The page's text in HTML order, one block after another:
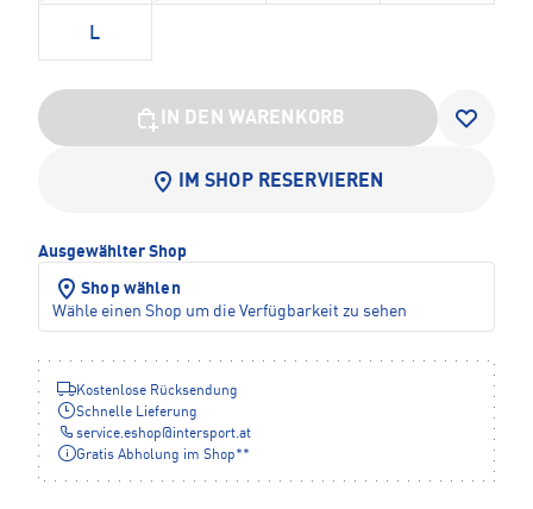
L
IN DEN WARENKORB
IM SHOP RESERVIEREN
Ausgewählter Shop
Shop wählen
Wähle einen Shop um die Verfügbarkeit zu sehen
Kostenlose Rücksendung
Schnelle Lieferung
service.eshop@ intersport.at
Gratis Abholung im Shop**